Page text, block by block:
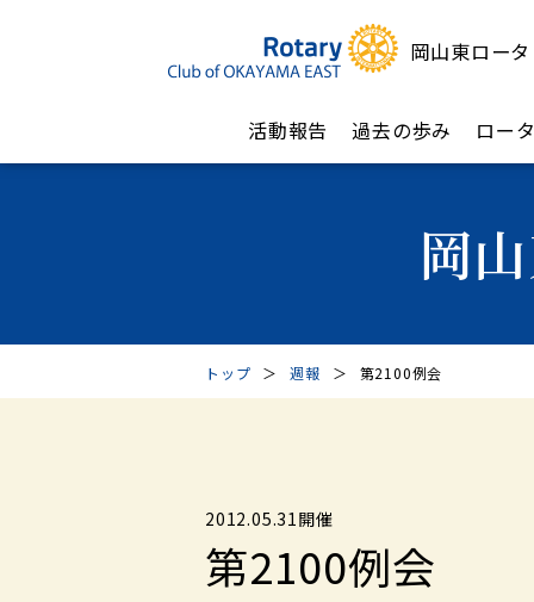
岡山東ロー
活動報告 過去の歩み ロー
岡
トップ ＞ 週報 ＞ 第2100例会
2012.05.31開催
第2100例会